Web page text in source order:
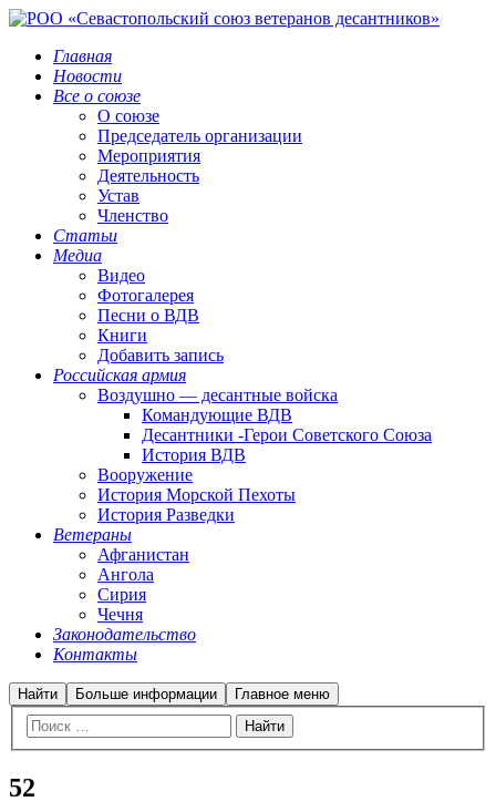
Главная
Новости
Все о союзе
О союзе
Председатель организации
Мероприятия
Деятельность
Устав
Членство
Статьи
Медиа
Видео
Фотогалерея
Песни о ВДВ
Книги
Добавить запись
Российская армия
Воздушно — десантные войска
Командующие ВДВ
Десантники -Герои Советского Союза
История ВДВ
Вооружение
История Морской Пехоты
История Разведки
Ветераны
Афганистан
Ангола
Сирия
Чечня
Законодательство
Контакты
Найти Больше информации Главное меню
52